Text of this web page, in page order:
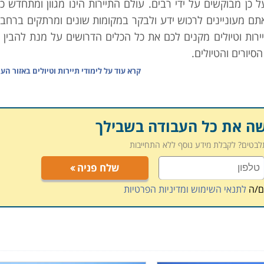
כן מבוקשים על ידי רבים. עולם התיירות הינו מגוון ומתחדש
מעוניינים לרכוש ידע ולבקר במקומות שונים ומרתקים
וטיולים מקנים לכם את כל הכלים הדרושים על מנת להבין
והטיולים.
יכולים לרכוש מקצוע שבצדו עבודה רווחית המלאה בחוויות.
דרושה נחישות, רצון להצליח ויכולת ליצירת שיתופי פעולה
ולעבודכסוכני נסיעותבחברת תיירות, בשדות התעופה או
המקום המתאים לו ביותר ולהתפתח בהתאם.
בתחום לבונוסים כדוגמת האפשרות להגיע למקומות
קרא עוד עללימודי תיירות וטיולים באזור
את כל העבודה בשבילך
לקבלת מידע נוסף ללא התחייבות
שלח פניה
הלתנאי השימוש ומדיניות הפרטיות